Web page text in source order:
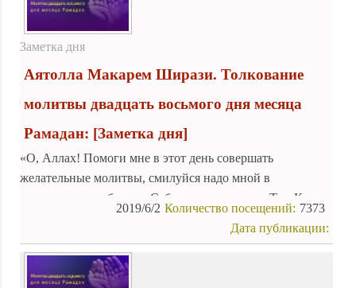
Заметка дня
Аятолла Макарем Ширази. Толкование
молитвы двадцать восьмого дня месяца
Рамадан: [Заметка дня]
«О, Аллах! Помоги мне в этот день совершать
желательные молитвы, смилуйся надо мной в
трудностях, приблизь к Себе мое средство, о, Тот, Кого
не занимают настойчивые просьбы настойчивых!»
7373
Количество посещений:
2019/6/2
Дата публикации: